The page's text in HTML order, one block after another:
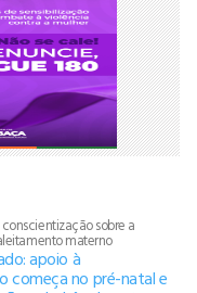
sobre a
materno
apoio à
começa no pré-natal e